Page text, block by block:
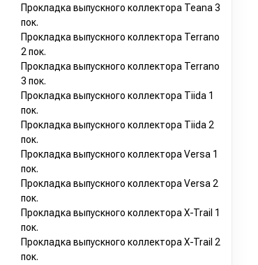
Прокладка выпускного коллектора Teana 3
пок.
Прокладка выпускного коллектора Terrano
2 пок.
Прокладка выпускного коллектора Terrano
3 пок.
Прокладка выпускного коллектора Tiida 1
пок.
Прокладка выпускного коллектора Tiida 2
пок.
Прокладка выпускного коллектора Versa 1
пок.
Прокладка выпускного коллектора Versa 2
пок.
Прокладка выпускного коллектора X-Trail 1
пок.
Прокладка выпускного коллектора X-Trail 2
пок.